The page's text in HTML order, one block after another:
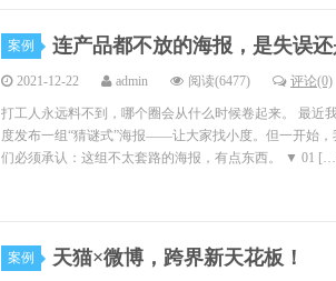
案例 连产品都不放的海报，是失误还
2021-12-22 admin 阅读(6477) 评论(0)
打工人永远料不到，哪个圈会从什么时候卷起来。 最近
度发布一组“猜谜式”海报——让大家找小度。但一开始
们必须承认：这组不太套路的海报，有点东西。 ▼ 01
案例 天猫×微博，跨界新天花板！